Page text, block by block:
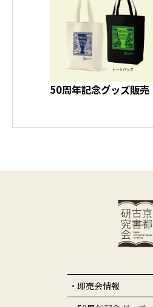
50周年記念グッズ販売
即売会情報